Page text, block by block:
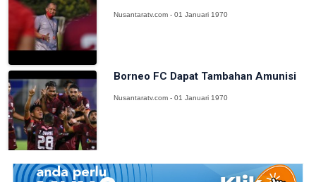
Nusantaratv.com - 01 Januari 1970
Borneo FC Dapat Tambahan Amunisi
Nusantaratv.com - 01 Januari 1970